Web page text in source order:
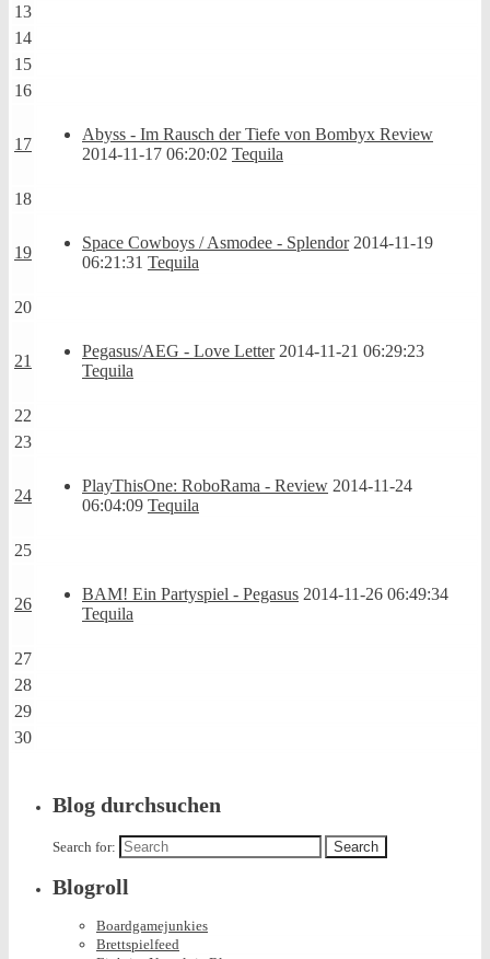
13
14
15
16
17
Abyss - Im Rausch der Tiefe von Bombyx Review
2014-11-17 06:20:02 Tequila
18
19
Space Cowboys / Asmodee - Splendor 2014-11-19
06:21:31 Tequila
20
21
Pegasus/AEG - Love Letter 2014-11-21 06:29:23
Tequila
22
23
24
PlayThisOne: RoboRama - Review 2014-11-24
06:04:09 Tequila
25
26
BAM! Ein Partyspiel - Pegasus 2014-11-26 06:49:34
Tequila
27
28
29
30
Blog durchsuchen
Search for:
Blogroll
Boardgamejunkies
Brettspielfeed